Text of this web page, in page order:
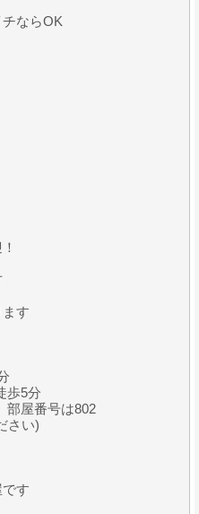
チならOK
す
歩5分
部屋番号は802
さい)
す